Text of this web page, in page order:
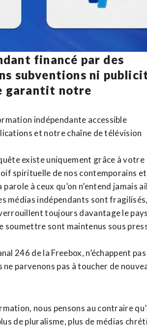
financé par des
subventions ni
garantit notre
indépendante accessible
et notrechaîne de télévision
existe uniquement grâce à votre
spirituelle de nos contemporains
à ceux qu’on n’entend jamais
médias indépendants sont fragilisés,
toujours davantage le
soumettre sont maintenus sous
246 de la Freebox, n’échappent
parvenons pas à toucher de
nous pensons au contraire
de pluralisme, plus de médias